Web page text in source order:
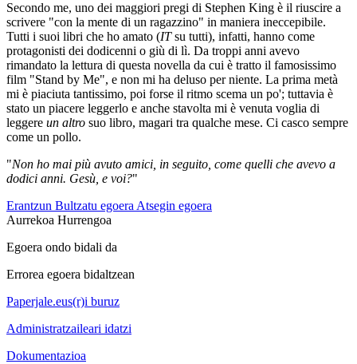
Secondo me, uno dei maggiori pregi di Stephen King è il riuscire a
scrivere "con la mente di un ragazzino" in maniera ineccepibile.
Tutti i suoi libri che ho amato (ITsu tutti), infatti, hanno come
protagonisti dei dodicenni o giù di lì. Da troppi anni avevo
rimandato la lettura di questa novella da cui è tratto il famosissimo
film "Stand by Me", e non mi ha deluso per niente. La prima metà
mi è piaciuta tantissimo, poi forse il ritmo scema un po'; tuttavia è
stato un piacere leggerlo e anche stavolta mi è venuta voglia di
leggere un altro suo libro, magari tra qualche mese. Ci casco sempre
come un pollo.
"Non ho mai più avuto amici, in seguito, come quelli che avevo a
dodici anni. Gesù, e voi?"
Erantzun Bultzatu egoera Atsegin egoera
Aurrekoa Hurrengoa
Egoera ondo bidali da
Errorea egoera bidaltzean
Paperjale.eus(r)i buruz
Administratzaileari idatzi
Dokumentazioa